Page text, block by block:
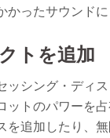
かったサウンド
トを追加
ッシング・ディ
ットのパワーを
を追加したり、